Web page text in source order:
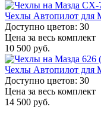
Чехлы Автопилот для
Доступно цветов: 30
Цена за весь комплект
10 500 руб.
Чехлы Автопилот для
Доступно цветов: 30
Цена за весь комплект
14 500 руб.